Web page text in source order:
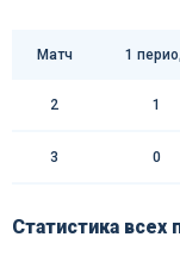
Матч 1
2 1
3 0
Статистика всех